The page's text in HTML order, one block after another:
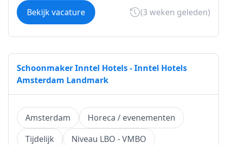
Bekijk vacature (3 weken geleden)
Schoonmaker Inntel Hotels - Inntel Hotels
Amsterdam Landmark
Amsterdam
Horeca / evenementen
Tijdelijk
Niveau LBO - VMBO